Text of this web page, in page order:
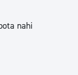
nahi